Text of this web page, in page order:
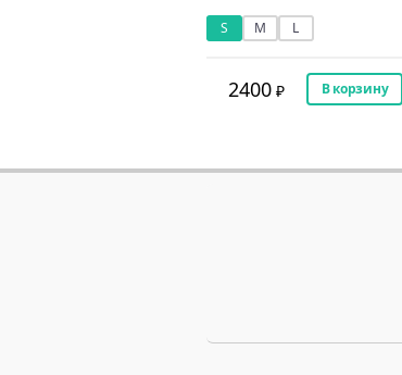
S M L
2400 В корзину